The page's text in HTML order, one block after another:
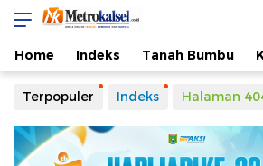
Metro Kalsel
Media Online Terkini, Faktual
Home Indeks Tanah Bumbu
Terpopuler Indeks Halaman